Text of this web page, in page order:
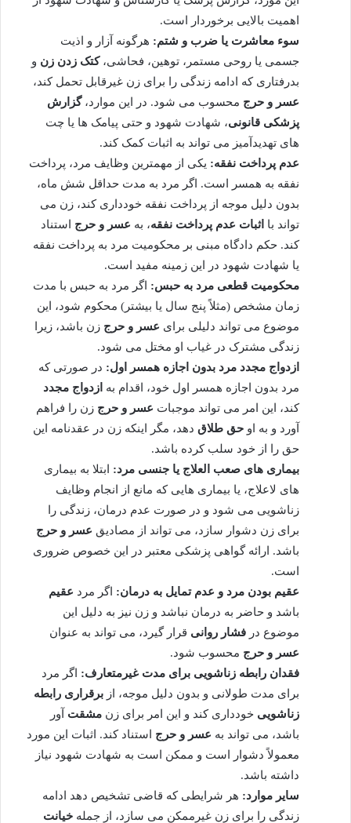
اهمیت بالایی برخوردار است.
سوء معاشرت یا ضرب و شتم: هرگونه آزار و اذیت
جسمی یا روحی مستمر، توهین، فحاشی،کتک زدن زن و
بدرفتاری که ادامه زندگی را برای زن غیرقابل تحمل کند،
عسر و حرج محسوب می شود. در این موارد،گزارش
پزشکی قانونی، شهادت شهود و حتی پیامک ها یا چت
های تهدیدآمیز می تواند به اثبات کمک کند.
عدم پرداخت نفقه: یکی از مهمترین وظایف مرد، پرداخت
نفقه به همسر است. اگر مرد به مدت حداقل شش ماه،
بدون دلیل موجه از پرداخت نفقه خودداری کند، زن می
تواند با اثبات عدم پرداخت نفقه، به عسر و حرج استناد
کند. حکم دادگاه مبنی بر محکومیت مرد به پرداخت نفقه
یا شهادت شهود در این زمینه مفید است.
محکومیت قطعی مرد به حبس: اگر مرد به حبس با مدت
زمان مشخص (مثلاً پنج سال یا بیشتر) محکوم شود، این
موضوع می تواند دلیلی برای عسر و حرج زن باشد، زیرا
زندگی مشترک در غیاب او مختل می شود.
ازدواج مجدد مرد بدون اجازه همسر اول: در صورتی که
مرد بدون اجازه همسر اول خود، اقدام به ازدواج مجدد
کند، این امر می تواند موجبات عسر و حرج زن را فراهم
آورد و به او حق طلاق دهد، مگر اینکه زن در عقدنامه این
حق را از خود سلب کرده باشد.
بیماری های صعب العلاج یا جنسی مرد: ابتلا به بیماری
های لاعلاج، یا بیماری هایی که مانع از انجام وظایف
زناشویی می شود و در صورت عدم درمان، زندگی را
برای زن دشوار سازد، می تواند از مصادیق عسر و حرج
باشد. ارائه گواهی پزشکی معتبر در این خصوص ضروری
است.
عقیم بودن مرد و عدم تمایل به درمان: اگر مرد عقیم
باشد و حاضر به درمان نباشد و زن نیز به دلیل این
موضوع در فشار روانی قرار گیرد، می تواند به عنوان
عسر و حرج محسوب شود.
فقدان رابطه زناشویی برای مدت غیرمتعارف: اگر مرد
برای مدت طولانی و بدون دلیل موجه، از برقراری رابطه
زناشویی خودداری کند و این امر برای زن مشقت آور
باشد، می تواند به عسر و حرج استناد کند. اثبات این مورد
معمولاً دشوار است و ممکن است به شهادت شهود نیاز
داشته باشد.
سایر موارد: هر شرایطی که قاضی تشخیص دهد ادامه
زندگی را برای زن غیرممکن می سازد، از جمله خیانت